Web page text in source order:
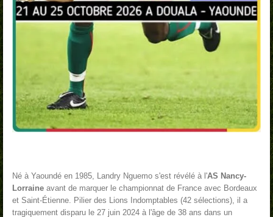
Né à Yaoundé en 1985, Landry Nguemo s'est révélé à l'AS Nancy-
Lorraine avant de marquer le championnat de France avec Bordeaux
et Saint-Étienne. Pilier des Lions Indomptables (42 sélections), il a
tragiquement disparu le 27 juin 2024 à l'âge de 38 ans dans un